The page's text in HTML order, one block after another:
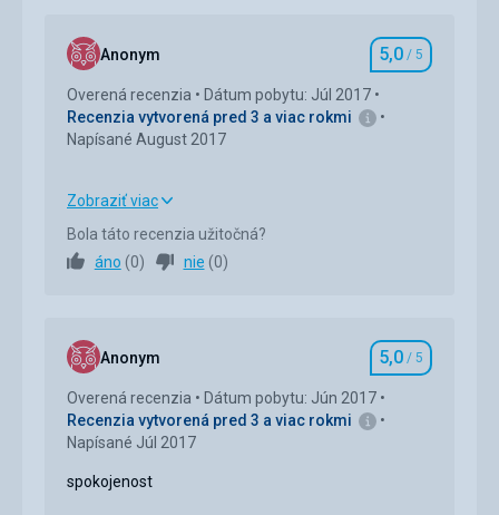
Anonym Hodnotenie
5,0 / 5
Overená recenzia
Dátum pobytu: Júl 2017
Recenzia vytvorená pred 3 a viac rokmi
Napísané August 2017
Ubytovanie
Služby 5,0/ 5
Cena
Zobraziť viac
Bola táto recenzia užitočná?
áno (0) nie (0)
Anonym Hodnotenie
5,0 / 5
Overená recenzia
Dátum pobytu: Jún 2017
Recenzia vytvorená pred 3 a viac rokmi
Napísané Júl 2017
spokojenost